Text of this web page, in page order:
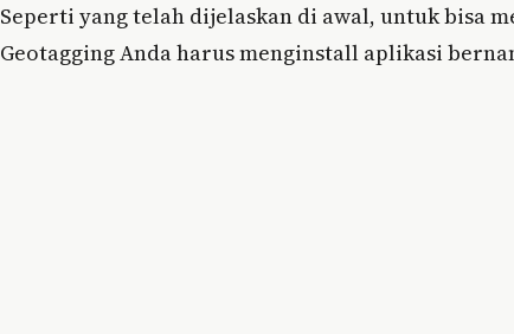
Seperti yang telah dijelaskan di awal, untuk bisa
Geotagging Anda harus menginstall aplikasi